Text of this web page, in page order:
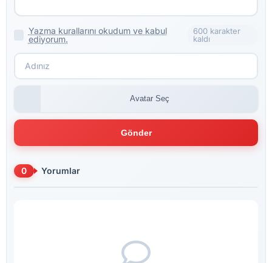
Yazma kurallarını okudum ve kabul
ediyorum.
600 karakter
kaldı
Avatar Seç
Gönder
0 Yorumlar